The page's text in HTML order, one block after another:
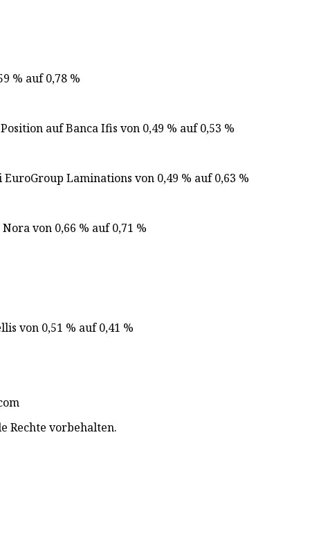
% auf 0,78 %
auf Banca Ifis von 0,49 % auf 0,53 %
Laminations von 0,49 % auf 0,63 %
von 0,66 % auf 0,71 %
von 0,51 % auf 0,41 %
Rechte vorbehalten.